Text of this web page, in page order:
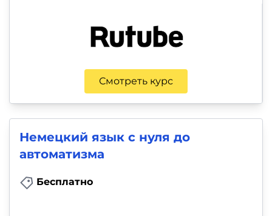
Смотреть курс
Немецкий язык с нуля до
автоматизма
Бесплатно